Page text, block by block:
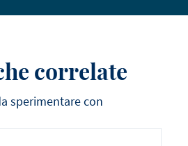
correlate
sperimentare con